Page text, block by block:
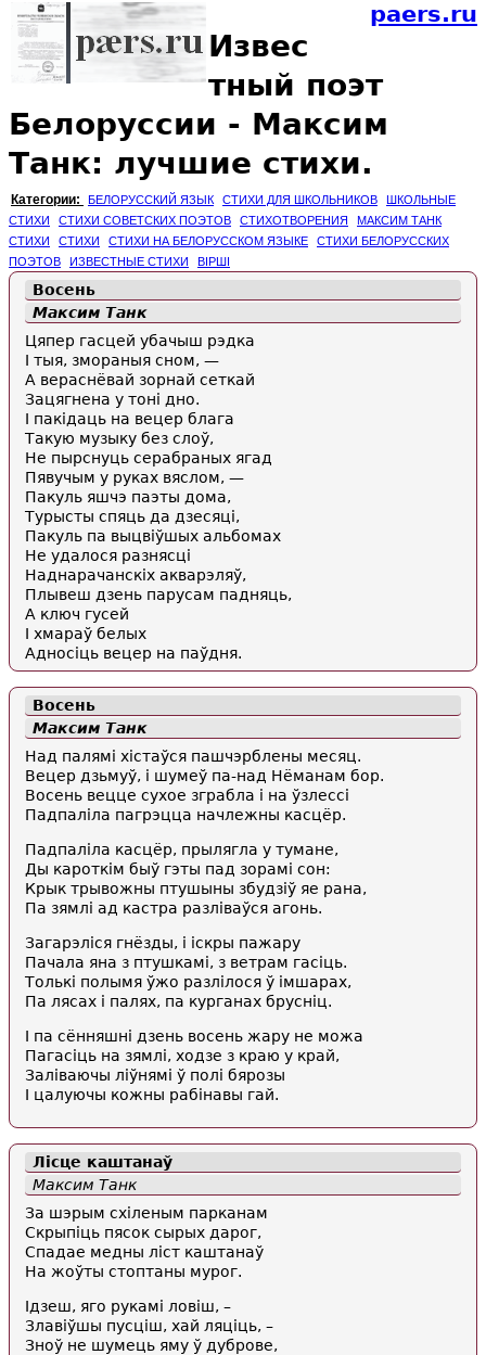
paers.ru
Извес
тный поэт
Белоруссии - Максим
Танк: лучшие стихи.
Категории: БЕЛОРУССКИЙ ЯЗЫК СТИХИ ДЛЯ ШКОЛЬНИКОВ
ШКОЛЬНЫЕ
СТИХИ
СТИХИ СОВЕТСКИХ ПОЭТОВ СТИХОТВОРЕНИЯ
МАКСИМ ТАНК
СТИХИ
СТИХИ СТИХИ НА БЕЛОРУССКОМ ЯЗЫКЕ
СТИХИ БЕЛОРУССКИХ
ПОЭТОВ
ИЗВЕСТНЫЕ СТИХИ ВІРШІ
Восень
Максим Танк
Цяпер гасцей убачыш рэдка
I тыя, змораныя сном, —
A вераснёвай зорнай сеткай
Зацягнена у тоні дно.
I пакідаць на вецер блага
Такую музыку без слоў,
Не пырснуць серабраных ягад
Пявучым у руках вяслом, —
Пакуль яшчэ паэты дома,
Турысты спяць да дзесяці,
Пакуль па выцвіўшых альбомах
Не удалося разнясці
Наднарачанскіх акварэляў,
Плывеш дзень парусам падняць,
А ключ гусей
I хмараў белых
Aдносіць вецер на паўдня.
Восень
Максим Танк
Над палямі хістаўся пашчэрблены месяц.
Вецер дзьмуў, і шумеў па-над Нёманам бор.
Восень вецце сухое зграбла і на ўзлессі
Падпаліла пагрэцца начлежны касцёр.
Падпаліла касцёр, прылягла у тумане,
Ды кароткім быў гэты пад зорамі сон:
Крык трывожны птушыны збудзіў яе рана,
Па зямлі ад кастра разліваўся агонь.
Загарэліся гнёзды, і іскры пажару
Пачала яна з птушкамі, з ветрам гасіць.
Толькі полымя ўжо разлілося ў імшарах,
Па лясах і палях, па курганах брусніц.
I па сённяшні дзень восень жару не можа
Пагасіць на зямлі, ходзе з краю у край,
Заліваючы ліўнямі ў полі бярозы
I цалуючы кожны рабінавы гай.
Лісце каштанаў
Максим Танк
За шэрым схіленым парканам
Скрыпіць пясок сырых дарог,
Спадае медны ліст каштанаў
На жоўты стоптаны мурог.
Ідзеш, яго рукамі ловіш, –
Злавіўшы пусціш, хай ляціць, –
Зноў не шумець яму ў дуброве,